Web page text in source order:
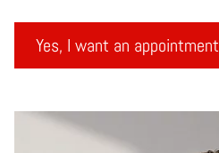
Yes, I want an appointment